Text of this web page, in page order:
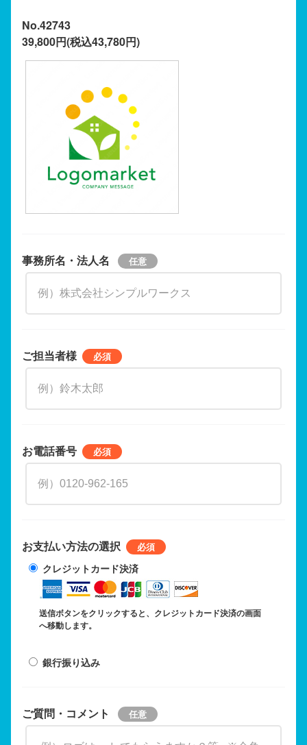
No.42743
39,800円(税込43,780円)
事務所名・法人名
ご担当者様
お電話番号
お支払い方法の選択
クレジットカード決済
送信ボタンをクリックすると、クレジットカード決済の画面
へ移動します。
銀行振り込み
ご質問・コメント